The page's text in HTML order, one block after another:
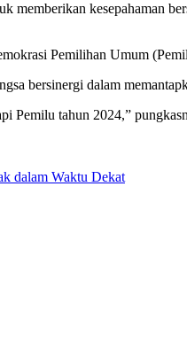
kesepahaman
Pemilihan Umum
bersinergi dalam
Pemilu tahun 2024,”
dalam Waktu Dekat